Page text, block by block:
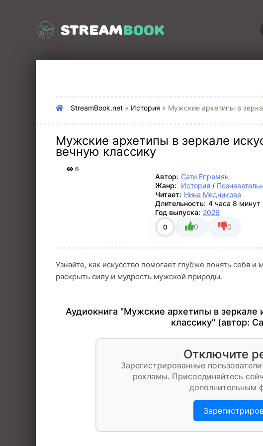
STREAMBOOK
StreamBook.net » История » Мужские архетипы в
Мужские архетипы в зеркале
вечную классику
6
Автор: Сати Епремян
Жанр:
История /
Читает: Нина Медникова
Длительность: 4 часа 8 минут
Год выпуска: 2026
0 0 0
Узнайте, как искусство помогает глубже понять себя
раскрыть силу и мудрость мужской природы.
Аудиокнига "Мужские архетипы в зеркале
классику" (автор:
Отключите
Зарегистрированные
рекламы. Присоединяйтесь
дополнительным